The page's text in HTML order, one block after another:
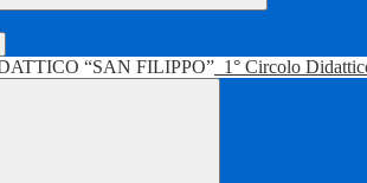
1° Circolo